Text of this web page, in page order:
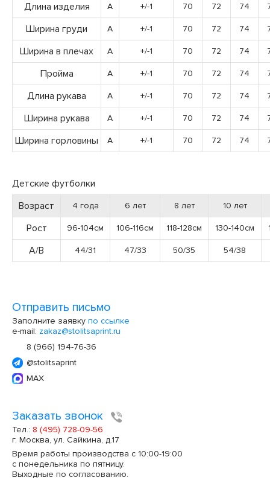
Длина изделия A +/-1 70 72 74
Ширина груди A +/-1 70 72 74
Ширина в плечах A +/-1 70 72 74
Пройма A +/-1 70 72 74
Длина рукава A +/-1 70 72 74
Ширина рукава A +/-1 70 72 74
Ширина горловины A +/-1 70 72 74
Детские футболки
Возраст
4 года 6 лет 8 лет 10 лет
Рост 96-104см 106-116см 118-128см 130-140см
А/В 44/31 47/33 50/35 54/38
Отправить письмо
Заполните заявку по ссылке
e-mail: zakaz@stolitsaprint.ru
8 (966) 194-76-36
@stolitsaprint
MAX
Заказать звонок
Тел.: 8 (495) 728-09-56
г. Москва, ул. Сайкина, д.17
Время работы производства с 10:00-19:00
с понедельника по пятницу.
Выходные по согласованию.